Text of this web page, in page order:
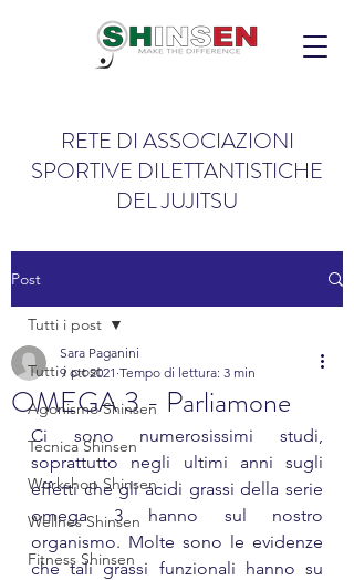
RETE DI ASSOCIAZIONI
SPORTIVE DILETTANTISTICHE
DEL JUJITSU
Post
Tutti i post
Agonismo Shinsen
Tecnica Shinsen
Workshop Shinsen
Wellnes Shinsen
Fitness Shinsen
Tutti i post
OMEGA 3 - Parliamone
Sara Paganini
9 ott 2021 Tempo di lettura: 3 min
Ci sono numerosissimi studi,
soprattutto negli ultimi anni sugli
effetti che gli acidi grassi della serie
omega 3 hanno sul nostro
organismo. Molte sono le evidenze
che tali grassi funzionali hanno su